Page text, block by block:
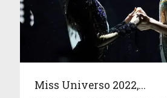
Miss Universo 2022,...